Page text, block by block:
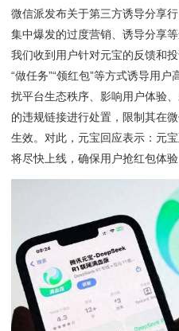
微信派发布关于第三方诱导分享
集中爆发的过度营销、诱导分享
我们收到用户针对元宝的反馈和
“做任务”“领红包”等方式诱导用
扰平台生态秩序、影响用户体验
的违规链接进行处置，限制其在
生效。对此，元宝回应表示：元
将尽快上线，确保用户抢红包体验